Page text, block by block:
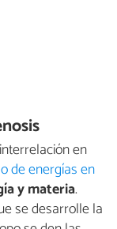
en
de energías en
y materia.
se desarrolle la